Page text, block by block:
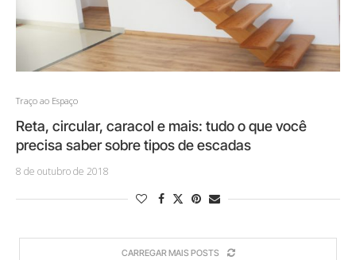
Traço ao Espaço
Reta, circular, caracol e mais: tudo o que você
precisa saber sobre tipos de escadas
8 de outubro de 2018
CARREGAR MAIS POSTS